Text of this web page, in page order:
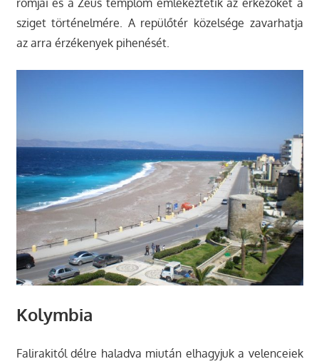
sziget történelmére. A repülőtér közelsége zavarhatja
az arra érzékenyek pihenését.
Kolymbia
Falirakitól délre haladva miután elhagyjuk a velenceiek